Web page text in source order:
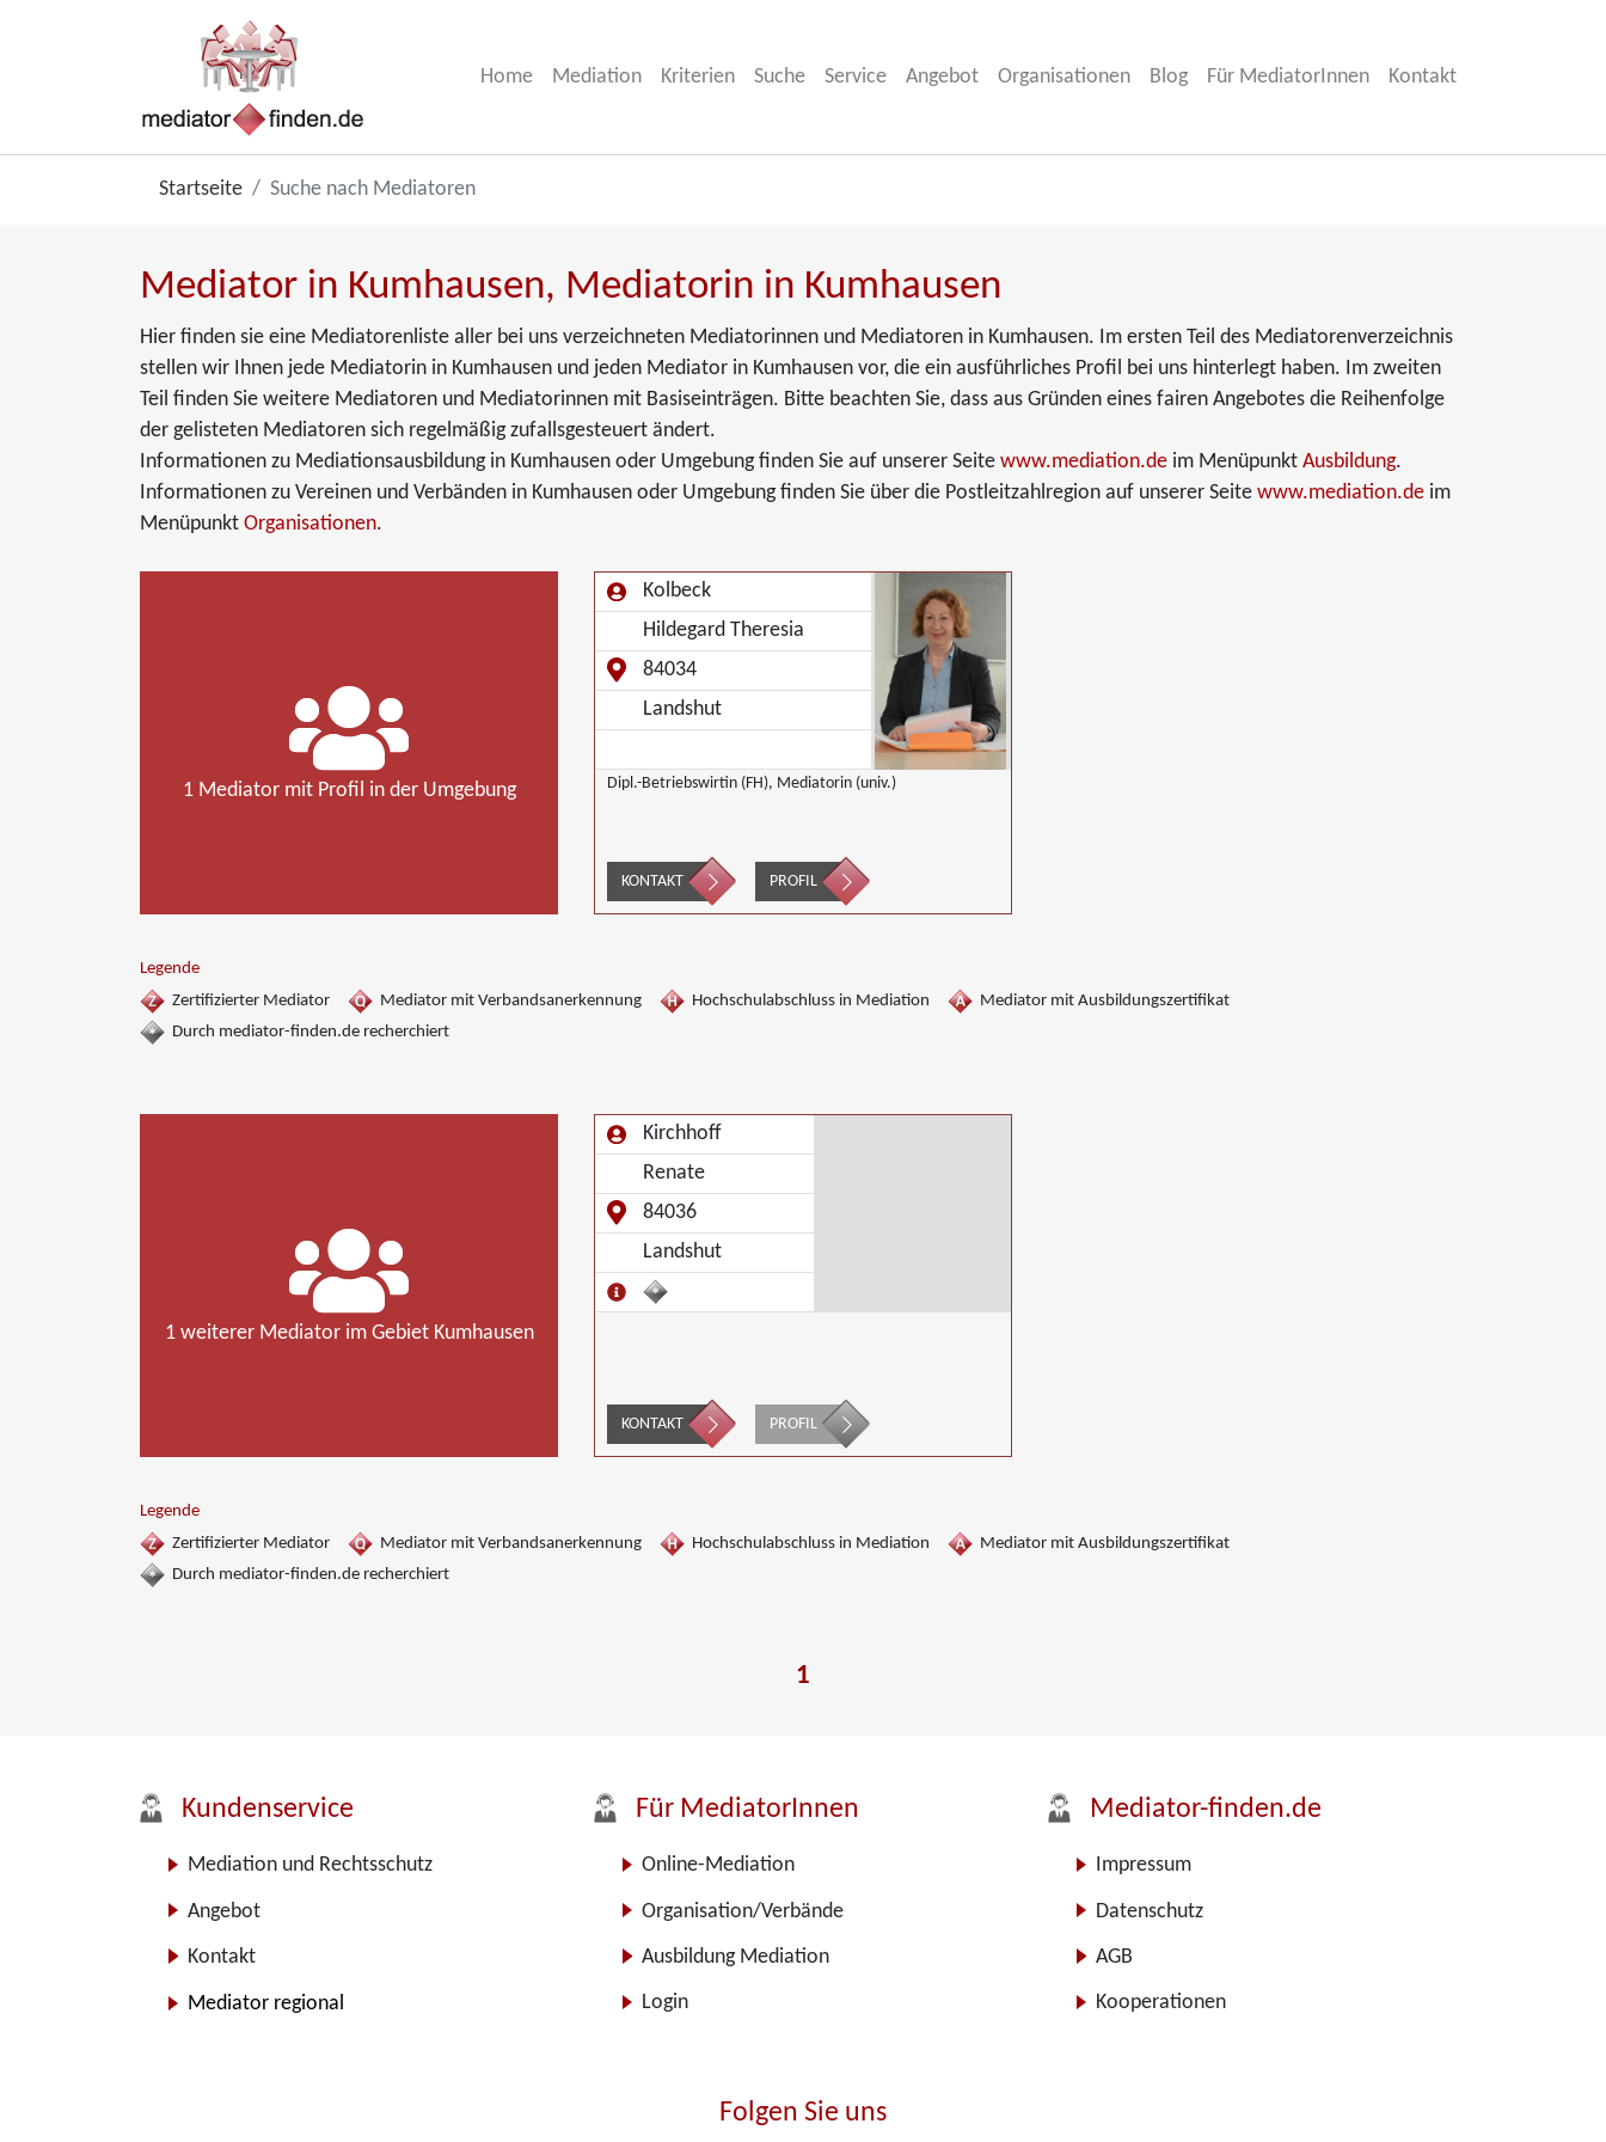
Home Mediation Kriterien Suche Service Angebot Organisationen Blog Für MediatorInnen Kontakt
Startseite Suche nach Mediatoren
Mediator in Kumhausen, Mediatorin in Kumhausen
Hier finden sie eine Mediatorenliste aller bei uns verzeichneten Mediatorinnen und Mediatoren in Kumhausen. Im ersten Teil des Mediatorenverzeichnis
stellen wir Ihnen jede Mediatorin in Kumhausen und jeden Mediator in Kumhausen vor, die ein ausführliches Profil bei uns hinterlegt haben. Im zweiten
Teil finden Sie weitere Mediatoren und Mediatorinnen mit Basiseinträgen. Bitte beachten Sie, dass aus Gründen eines fairen Angebotes die Reihenfolge
der gelisteten Mediatoren sich regelmäßig zufallsgesteuert ändert.
Informationen zu Mediationsausbildung in Kumhausen oder Umgebung finden Sie auf unserer Seite www.mediation.de im Menüpunkt Ausbildung.
Informationen zu Vereinen und Verbänden in Kumhausen oder Umgebung finden Sie über die Postleitzahlregion auf unserer Seite www.mediation.de im
Menüpunkt Organisationen.
1 Mediator mit Profil in der Umgebung
Kolbeck
Hildegard Theresia
84034
Landshut
Dipl.-Betriebswirtin (FH), Mediatorin (univ.)
KONTAKT PROFIL
Legende
Zertifizierter Mediator
Mediator mit Verbandsanerkennung Hochschulabschluss in Mediation
Mediator mit Ausbildungszertifikat
Durch mediator-finden.de recherchiert
1 weiterer Mediator im Gebiet Kumhausen
Kirchhoff
Renate
84036
Landshut
KONTAKT PROFIL
Legende
Zertifizierter Mediator
Mediator mit Verbandsanerkennung Hochschulabschluss in Mediation
Mediator mit Ausbildungszertifikat
Durch mediator-finden.de recherchiert
1
Kundenservice
Mediation und Rechtsschutz
Angebot
Kontakt
Mediator regional
Für MediatorInnen
Online-Mediation
Organisation/Verbände
Ausbildung Mediation
Login
Mediator-finden.de
Impressum
Datenschutz
AGB
Kooperationen
Folgen Sie uns